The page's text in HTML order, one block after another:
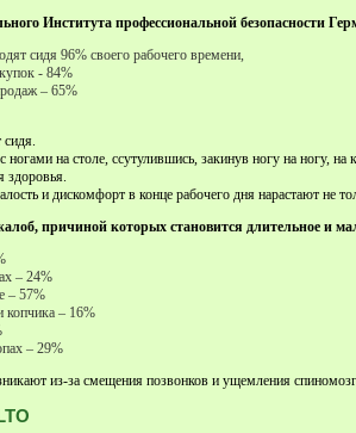
Института профессиональной безопасности
сидя 96% своего рабочего времени,
- 84%
– 65%
на столе, ссутулившись, закинув ногу на ногу, на
и дискомфорт в конце рабочего дня нарастают не
причиной которых становится длительное и
– 24%
– 57%
копчика – 16%
– 29%
из-за смещения позвонков и ущемления